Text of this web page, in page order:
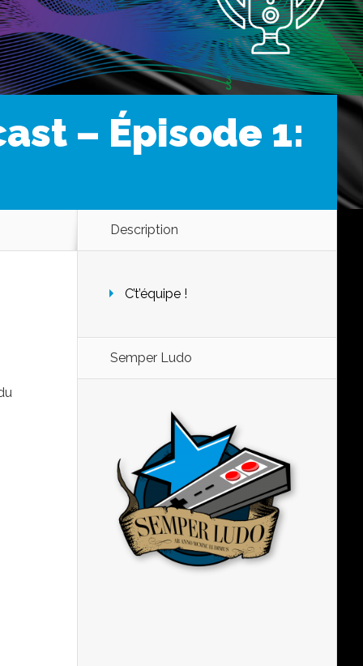
– Épisode 1:
Description
C’t’équipe !
Semper Ludo